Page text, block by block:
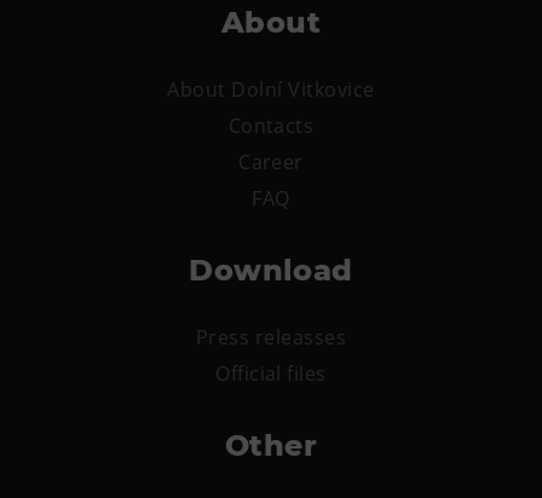
About
About Dolní Vitkovice
Contacts
Career
FAQ
Download
Press releasses
Official files
Other